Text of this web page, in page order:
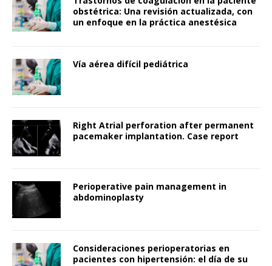
obstétrica: Una revisión actualizada, con
un enfoque en la práctica anestésica
Vía aérea difícil pediátrica
Right Atrial perforation after permanent
pacemaker implantation. Case report
Perioperative pain management in
abdominoplasty
Consideraciones perioperatorias en
pacientes con hipertensión: el día de su